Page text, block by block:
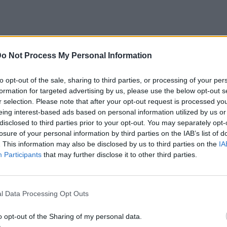
Not Process My Personal Information
opt-out of the sale, sharing to third parties, or processing of your
for targeted advertising by us, please use the below opt-out
selection. Please note that after your opt-out request is processed
interest-based ads based on personal information utilized by us
to third parties prior to your opt-out. You may separately
of your personal information by third parties on the IAB’s list of
This information may also be disclosed by us to third parties on the
Participants that may further disclose it to other third parties.
Data Processing Opt Outs
opt-out of the Sharing of my personal data.
μόδα το τελευταίο διάστημα υποστηρίζει πολύ
και την ελευθερία στην έκφραση, μέσα από
δεν είναι άξιο απορίας το ότι πολλές εταιρίες
έχουν άνδρες μοντέλα ή σειρές με ανδρικά
make up.
και για τη σειρά καλλυντικό της Rihanna, από την
μια συλλογή για make up που απευθύνεται σε
που χρησιμοποιούν trans άτομα ή